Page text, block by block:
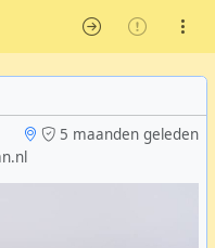
5 maanden geleden